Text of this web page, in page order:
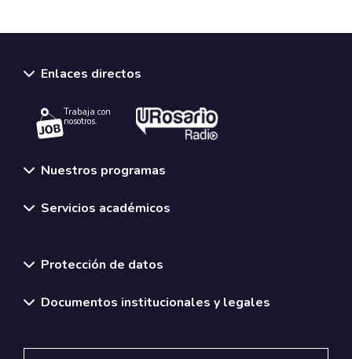
Enlaces directos
Trabaja con
nosotros.
Nuestros programas
Servicios académicos
Protección de datos
Documentos institucionales y legales